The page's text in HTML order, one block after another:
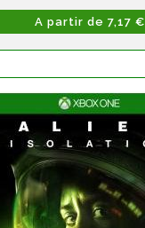
A partir de 7,17 €